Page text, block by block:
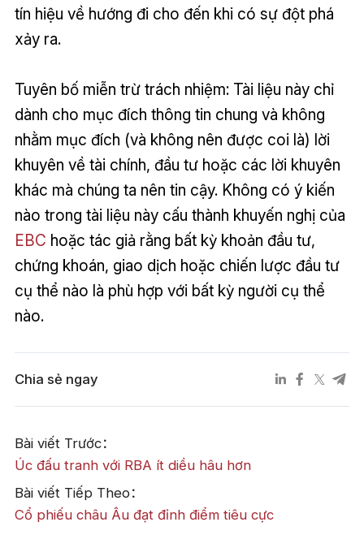
tín hiệu về hướng đi cho đến khi có sự đột phá
xảy ra.
Tuyên bố miễn trừ trách nhiệm: Tài liệu này chỉ
dành cho mục đích thông tin chung và không
nhằm mục đích (và không nên được coi là) lời
khuyên về tài chính, đầu tư hoặc các lời khuyên
khác mà chúng ta nên tin cậy. Không có ý kiến
nào trong tài liệu này cấu thành khuyến nghị của
EBC hoặc tác giả rằng bất kỳ khoản đầu tư,
chứng khoán, giao dịch hoặc chiến lược đầu tư
cụ thể nào là phù hợp với bất kỳ người cụ thể
nào.
Chia sẻ ngay
Bài viết Trước：
​Úc đấu tranh với RBA ít diều hâu hơn
Bài viết Tiếp Theo：
Cổ phiếu châu Âu đạt đỉnh điểm tiêu cực